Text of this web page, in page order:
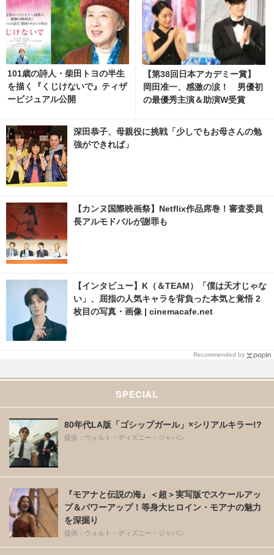
101歳の詩人・柴田トヨの半生
を描く『くじけないで』ティザ
ービジュアル公開
【第38回日本アカデミー賞】
岡田准一、感激の涙！ 男優初
の最優秀主演＆助演W受賞
深田恭子、母親役に挑戦「少しでもお母さんの勉
強ができれば」
【カンヌ国際映画祭】Netflix作品席巻！審査委員
長アルモドバルが謝罪も
【インタビュー】K（＆TEAM）「僕は天才じゃな
い」、屈指の人気キャラを背負った本気と覚悟 2
枚目の写真・画像 | cinemacafe.net
Recommended by
SPECIAL
80年代LA版「ゴシップガール」×シリアルキラー!?
提供：ウォルト・ディズニー・ジャパン
『モアナと伝説の海』＜超＞実写版でスケールアッ
プ＆パワーアップ！等身大ヒロイン・モアナの魅力
を深掘り
提供：ウォルト・ディズニー・ジャパン